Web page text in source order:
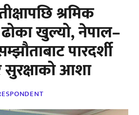
श्रमिक
खुल्यो, नेपाल–
पारदर्शी
सुरक्षाको आशा